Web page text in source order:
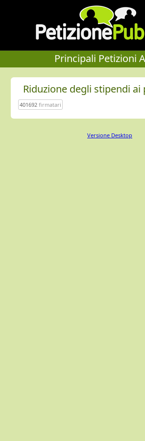
Principali Petizioni
Riduzione degli stipendi
401692firmatari
Versione Desktop